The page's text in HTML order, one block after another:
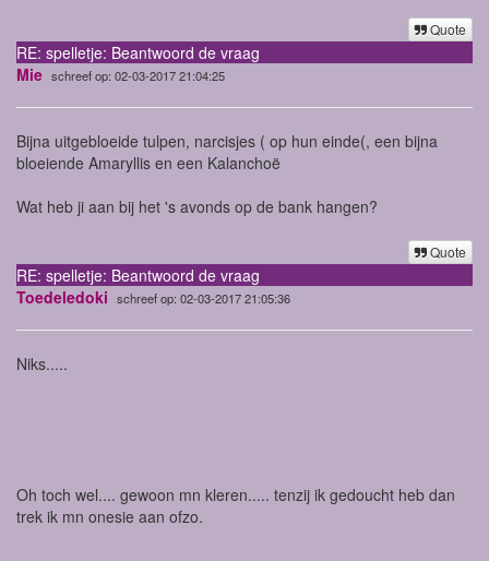
Quote
RE: spelletje: Beantwoord de vraag
Mie schreef op: 02-03-2017 21:04:25
Bijna uitgebloeide tulpen, narcisjes ( op hun einde(, een bijna
bloeiende Amaryllis en een Kalanchoë
Wat heb ji aan bij het 's avonds op de bank hangen?
Quote
RE: spelletje: Beantwoord de vraag
Toedeledoki schreef op: 02-03-2017 21:05:36
Niks.....
Oh toch wel.... gewoon mn kleren..... tenzij ik gedoucht heb dan
trek ik mn onesie aan ofzo.